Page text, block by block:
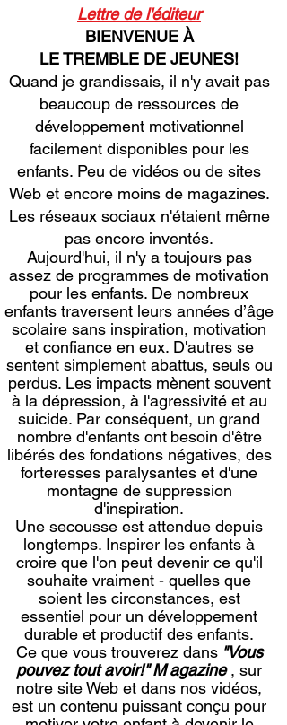
Lettre de l'éditeur
BIENVENUE À
LE TREMBLE DE JEUNES!
Quand je grandissais, il n'y avait pas
beaucoup de ressources de
développement motivationnel
facilement disponibles pour les
enfants. Peu de vidéos ou de sites
Web et encore moins de magazines.
Les réseaux sociaux n'étaient même
pas encore inventés.
Aujourd'hui, il n'y a toujours pas
assez de programmes de motivation
pour les enfants. De nombreux
enfants traversent leurs années d’âge
scolaire sans inspiration, motivation
et confiance en eux. D'autres se
sentent simplement abattus, seuls ou
perdus. Les impacts mènent souvent
à la dépression, à l'agressivité et au
suicide. Par conséquent, un grand
nombre d'enfants ont besoin d'être
libérés des fondations négatives, des
forteresses paralysantes et d'une
montagne de suppression
d'inspiration.
Une secousse est attendue depuis
longtemps. Inspirer les enfants à
croire que l'on peut devenir ce qu'il
souhaite vraiment - quelles que
soient les circonstances, est
essentiel pour un développement
durable et productif des enfants.
Ce que vous trouverez dans "Vous
pouvez tout avoir!" M agazine, sur
notre site Web et dans nos vidéos,
est un contenu puissant conçu pour